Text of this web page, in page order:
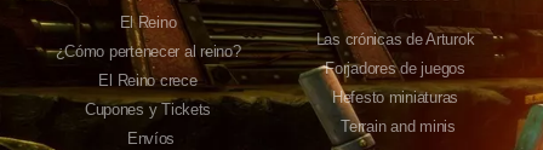
El Reino
¿Cómo pertenecer al reino?
El Reino crece
Cupones y Tickets
Envíos
Las crónicas de Arturok
Forjadores de juegos
Hefesto miniaturas
Terrain and minis